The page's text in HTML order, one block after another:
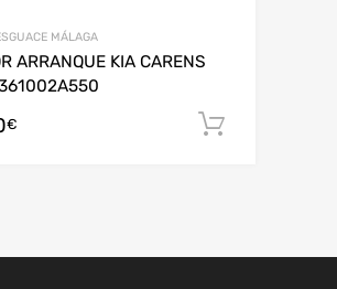
MÁLAGA
ARRANQUE KIA CARENS
€